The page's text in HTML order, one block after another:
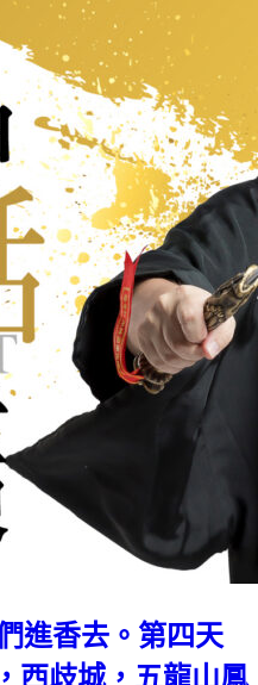
進香去。第四天
西歧城，五龍山鳳